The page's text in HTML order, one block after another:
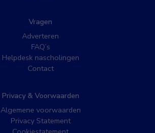
Vragen
Adverteren
FAQ’s
Helpdesk nascholingen
Contact
Privacy & Voorwaarden
Algemene voorwaarden
Privacy Statement